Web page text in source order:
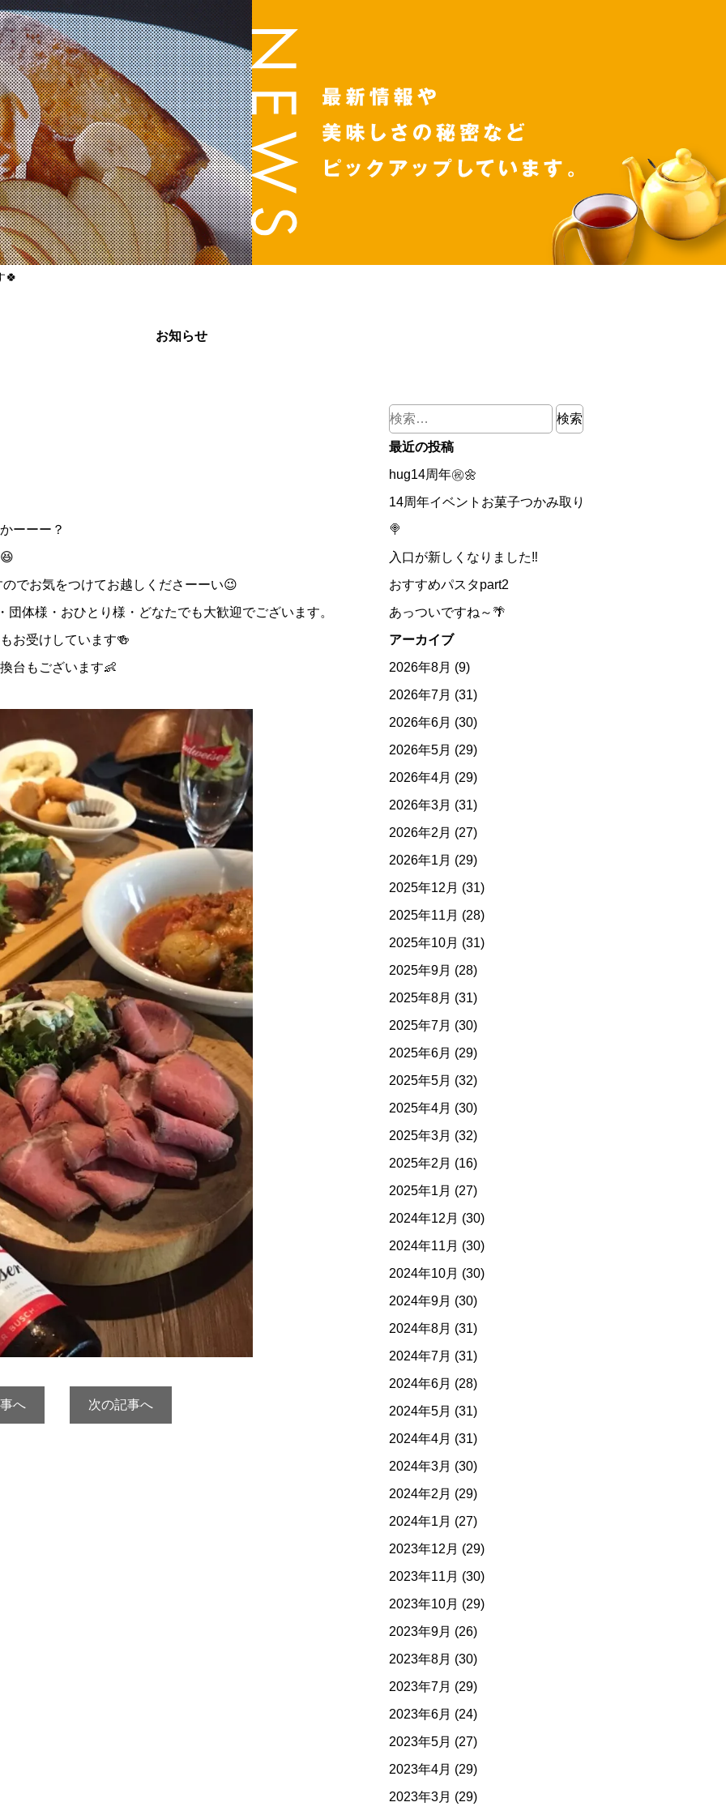
🍀
お知らせ
ーーー？
でお気をつけてお越しくださーーい😉
体様・おひとり様・どなたでも大歓迎でございます。
お受けしています🍻
台もございます👶
へ 次の記事へ
検
索:
最近の投稿
hug14周年㊗🌼
14周年イベントお菓子つかみ取り
🍭
入口が新しくなりました‼
おすすめパスタpart2
あっついですね～🌴
アーカイブ
2026年8月 (9)
2026年7月 (31)
2026年6月 (30)
2026年5月 (29)
2026年4月 (29)
2026年3月 (31)
2026年2月 (27)
2026年1月 (29)
2025年12月 (31)
2025年11月 (28)
2025年10月 (31)
2025年9月 (28)
2025年8月 (31)
2025年7月 (30)
2025年6月 (29)
2025年5月 (32)
2025年4月 (30)
2025年3月 (32)
2025年2月 (16)
2025年1月 (27)
2024年12月 (30)
2024年11月 (30)
2024年10月 (30)
2024年9月 (30)
2024年8月 (31)
2024年7月 (31)
2024年6月 (28)
2024年5月 (31)
2024年4月 (31)
2024年3月 (30)
2024年2月 (29)
2024年1月 (27)
2023年12月 (29)
2023年11月 (30)
2023年10月 (29)
2023年9月 (26)
2023年8月 (30)
2023年7月 (29)
2023年6月 (24)
2023年5月 (27)
2023年4月 (29)
2023年3月 (29)